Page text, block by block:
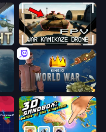
FPV War Kamikaze Drone
King.io World War